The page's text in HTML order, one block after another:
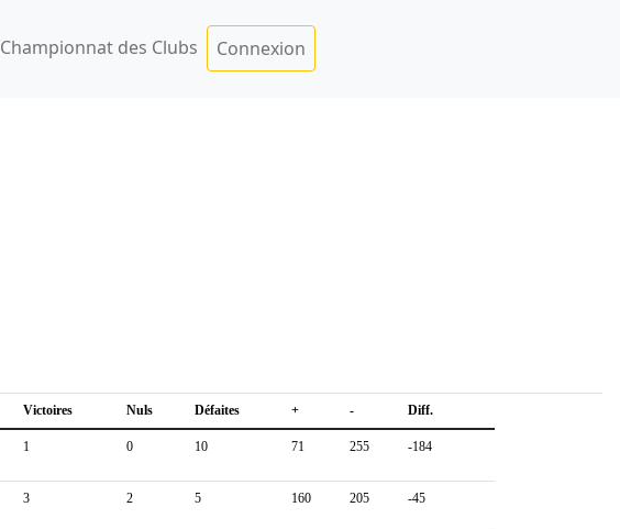
Championnat des Clubs Connexion
Victoires Nuls Défaites + - Diff.
1 0 10 71 255 -184
3 2 5 160 205 -45